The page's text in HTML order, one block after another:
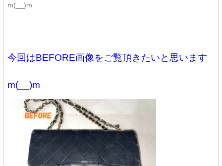
m(__)m
今回はBEFORE画像をご覧頂きたいと思います
m(__)m